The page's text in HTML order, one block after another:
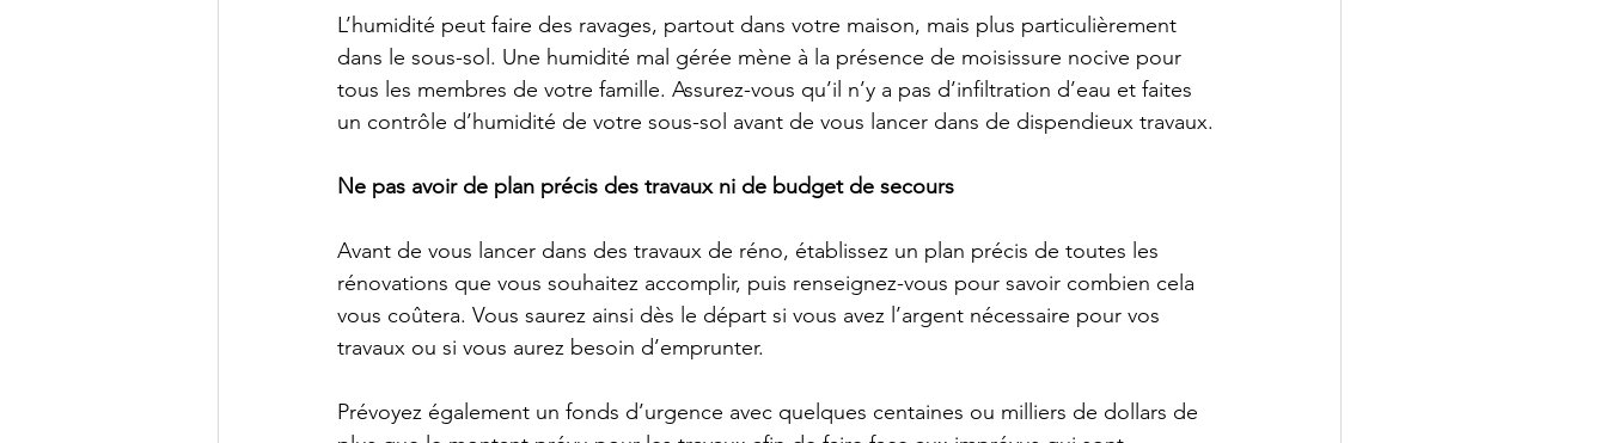
L’humidité peut faire des ravages, partout dans votre maison, mais plus particulièrement
dans le sous-sol. Une humidité mal gérée mène à la présence de moisissure nocive pour
tous les membres de votre famille. Assurez-vous qu’il n’y a pas d’infiltration d’eau et faites
un contrôle d’humidité de votre sous-sol avant de vous lancer dans de dispendieux travaux.
Ne pas avoir de plan précis des travaux ni de budget de secours
Avant de vous lancer dans des travaux de réno, établissez un plan précis de toutes les
rénovations que vous souhaitez accomplir, puis renseignez-vous pour savoir combien cela
vous coûtera. Vous saurez ainsi dès le départ si vous avez l’argent nécessaire pour vos
travaux ou si vous aurez besoin d’emprunter.
Prévoyez également un fonds d’urgence avec quelques centaines ou milliers de dollars de